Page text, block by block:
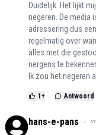
Duidelijk. Het lijkt
negeren. De media
adressering dus
regelmatig over
alles met die
nergens te
Ik zou het negeren
1 + Antwoord
hans-e-pans 07